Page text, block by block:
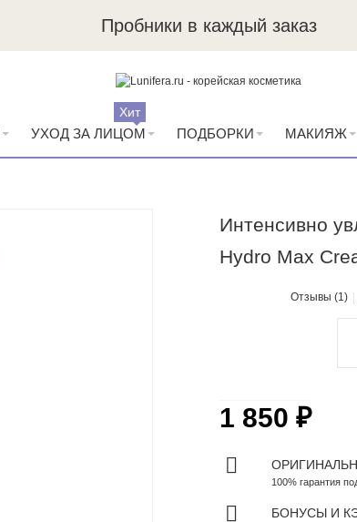
Пробники в каждый заказ
УХОД ЗА ЛИЦОМ
Хит
ПОДБОРКИ МАКИЯЖ
Интенсивно
Hydro Max
Отзывы (1)
1 850 ₽
100% гарантия
БОНУСЫ И